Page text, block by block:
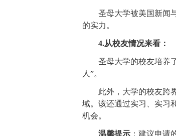
圣母大学被美国新闻与
的实力。
4.从校友情况来看：
圣母大学的校友培养了
人”。
此外，大学的校友跨界
域。该还通过实习、实习
机会。
温馨提示 ：建议申请